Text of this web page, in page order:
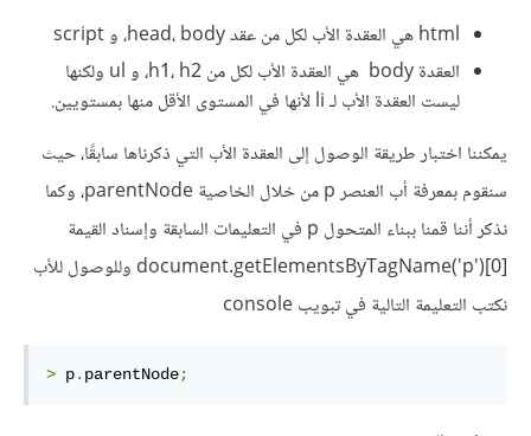
html هي العقدة الأب لكل من عقد head، body، و script
العقدة body هي العقدة الأب لكل من h1، h2، و ul ولكنها
ليست العقدة الأب لـ li لأنها في المستوى الأقل منها بمستويين.
يمكننا اختبار طريقة الوصول إلى العقدة الأب التي ذكرناها سابقًا، حيث
سنقوم بمعرفة أب العنصر p من خلال الخاصية parentNode، وكما
نذكر أننا قمنا ببناء المتحول p في التعليمات السابقة وإسناد القيمة
document.getElementsByTagName('p')[0] وللوصول للأب
نكتب التعليمة التالية في تبويب console
> p. parentNode;